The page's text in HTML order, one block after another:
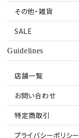
その他・雑貨
SALE
Guidelines
店舗一覧
お問い合わせ
特定商取引
プライバシーポリシー